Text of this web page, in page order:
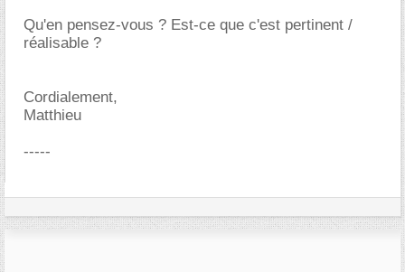
Qu'en pensez-vous ? Est-ce que c'est pertinent /
réalisable ?
Cordialement,
Matthieu
-----